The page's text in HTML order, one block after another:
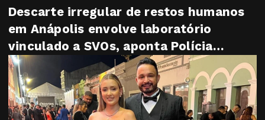
Descarte irregular de restos humanos
em Anápolis envolve laboratório
vinculado a SVOs, aponta Polícia
Científica